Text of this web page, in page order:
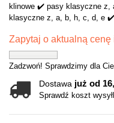
klinowe ✔️ pasy klasyczne
klasyczne z, a, b, h, c, d, e
Zapytaj o aktualną cenę
Zadzwoń! Sprawdzimy dla
Dostawa już od
Sprawdź koszt